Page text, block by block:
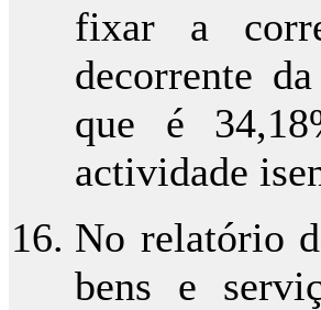
fixar a
decorrente
que é
actividade
No relatório
bens e